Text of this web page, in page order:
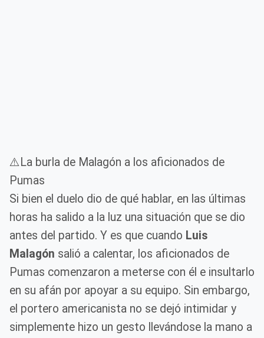
⚠️La burla de Malagón a los aficionados de
Pumas
Si bien el duelo dio de qué hablar, en las últimas
horas ha salido a la luz una situación que se dio
antes del partido. Y es que cuando Luis
Malagón salió a calentar, los aficionados de
Pumas comenzaron a meterse con él e insultarlo
en su afán por apoyar a su equipo. Sin embargo,
el portero americanista no se dejó intimidar y
simplemente hizo un gesto llevándose la mano a